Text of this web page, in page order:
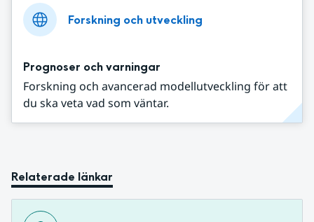
Forskning och utveckling
Prognoser och varningar
Forskning och avancerad modellutveckling för att
du ska veta vad som väntar.
Relaterade länkar